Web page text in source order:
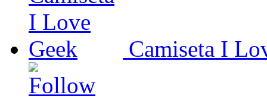
Camiseta I